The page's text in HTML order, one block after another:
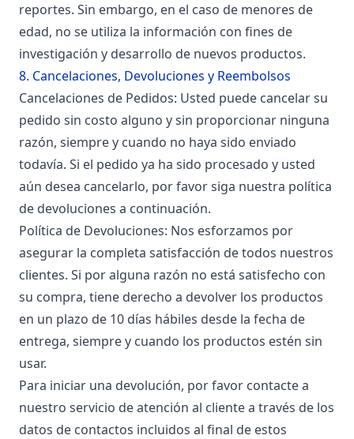
reportes. Sin embargo, en el caso de menores de
edad, no se utiliza la información con fines de
investigación y desarrollo de nuevos productos.
8. Cancelaciones, Devoluciones y Reembolsos
Cancelaciones de Pedidos: Usted puede cancelar su
pedido sin costo alguno y sin proporcionar ninguna
razón, siempre y cuando no haya sido enviado
todavía. Si el pedido ya ha sido procesado y usted
aún desea cancelarlo, por favor siga nuestra política
de devoluciones a continuación.
Política de Devoluciones: Nos esforzamos por
asegurar la completa satisfacción de todos nuestros
clientes. Si por alguna razón no está satisfecho con
su compra, tiene derecho a devolver los productos
en un plazo de 10 días hábiles desde la fecha de
entrega, siempre y cuando los productos estén sin
usar.
Para iniciar una devolución, por favor contacte a
nuestro servicio de atención al cliente a través de los
datos de contactos incluidos al final de estos